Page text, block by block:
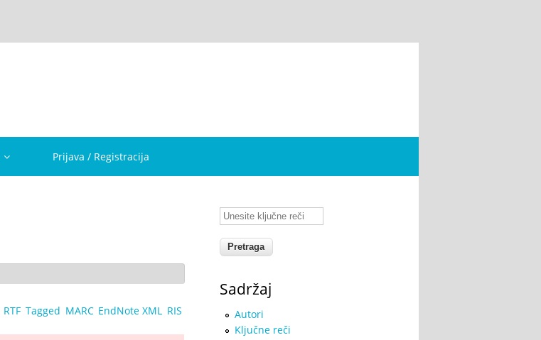
Prijava / Registracija
RTF Tagged MARC EndNote XML RIS
Unesite ključne reči
Sadržaj
Autori
Ključne reči